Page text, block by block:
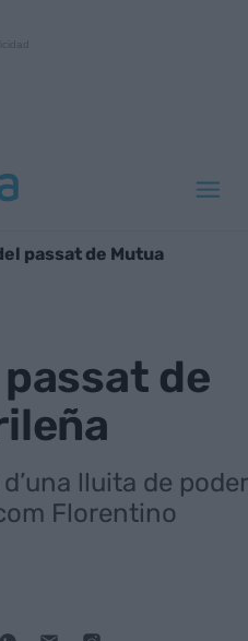
passat de Mutua
de
lluita de poder
Florentino